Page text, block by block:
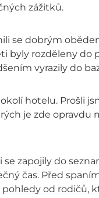
zážitků.
se dobrým
byly rozděleny do
vyrazily do
hotelu. Prošli
je zde opravdu
zapojily do
čas. Před
od rodičů,